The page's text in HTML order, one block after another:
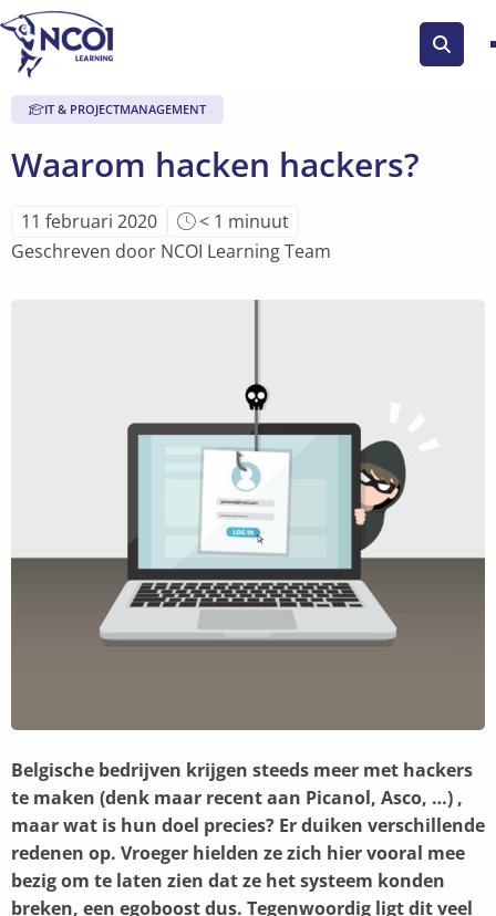
Zoek
knop
Waarom hacken hackers?
IT & PROJECTMANAGEMENT
11 februari 2020
Leestijd
van
< 1 minuut
Geschreven door NCOI Learning Team
Belgische bedrijven krijgen steeds meer met hackers
te maken (denk maar recent aan Picanol, Asco, …) ,
maar wat is hun doel precies? Er duiken verschillende
redenen op. Vroeger hielden ze zich hier vooral mee
bezig om te laten zien dat ze het systeem konden
breken, een egoboost dus. Tegenwoordig ligt dit veel